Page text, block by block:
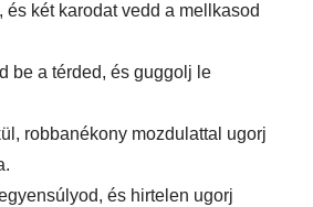
és két karodat vedd a mellkasod
be a térded, és guggolj le
robbanékony mozdulattal ugorj
és hirtelen ugorj